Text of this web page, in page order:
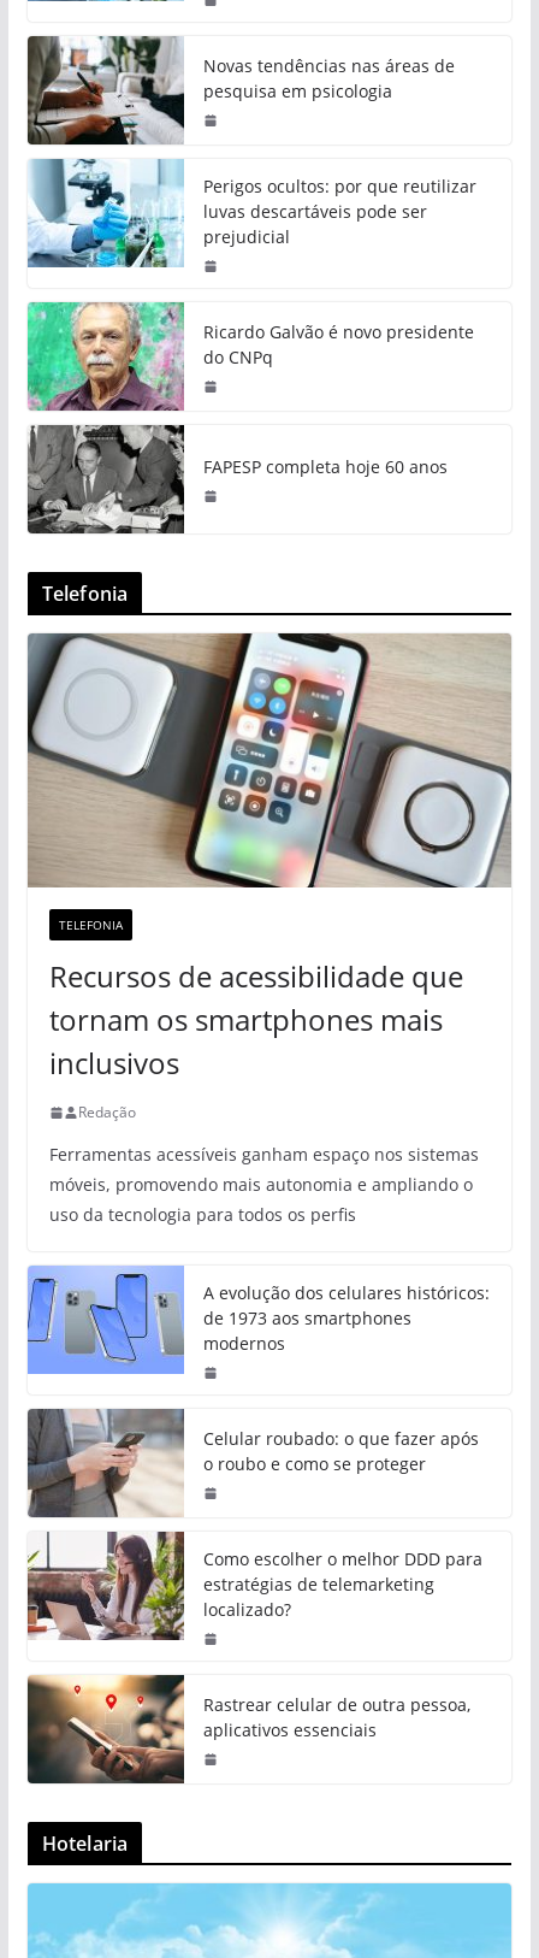
Novas tendências nas áreas de
pesquisa em psicologia
Perigos ocultos: por que reutilizar
luvas descartáveis pode ser
prejudicial
Ricardo Galvão é novo presidente
do CNPq
FAPESP completa hoje 60 anos
Telefonia
TELEFONIA
Recursos de acessibilidade que
tornam os smartphones mais
inclusivos
Redação
Ferramentas acessíveis ganham espaço nos sistemas
móveis, promovendo mais autonomia e ampliando o
uso da tecnologia para todos os perfis
A evolução dos celulares históricos:
de 1973 aos smartphones
modernos
Celular roubado: o que fazer após
o roubo e como se proteger
Como escolher o melhor DDD para
estratégias de telemarketing
localizado?
Rastrear celular de outra pessoa,
aplicativos essenciais
Hotelaria